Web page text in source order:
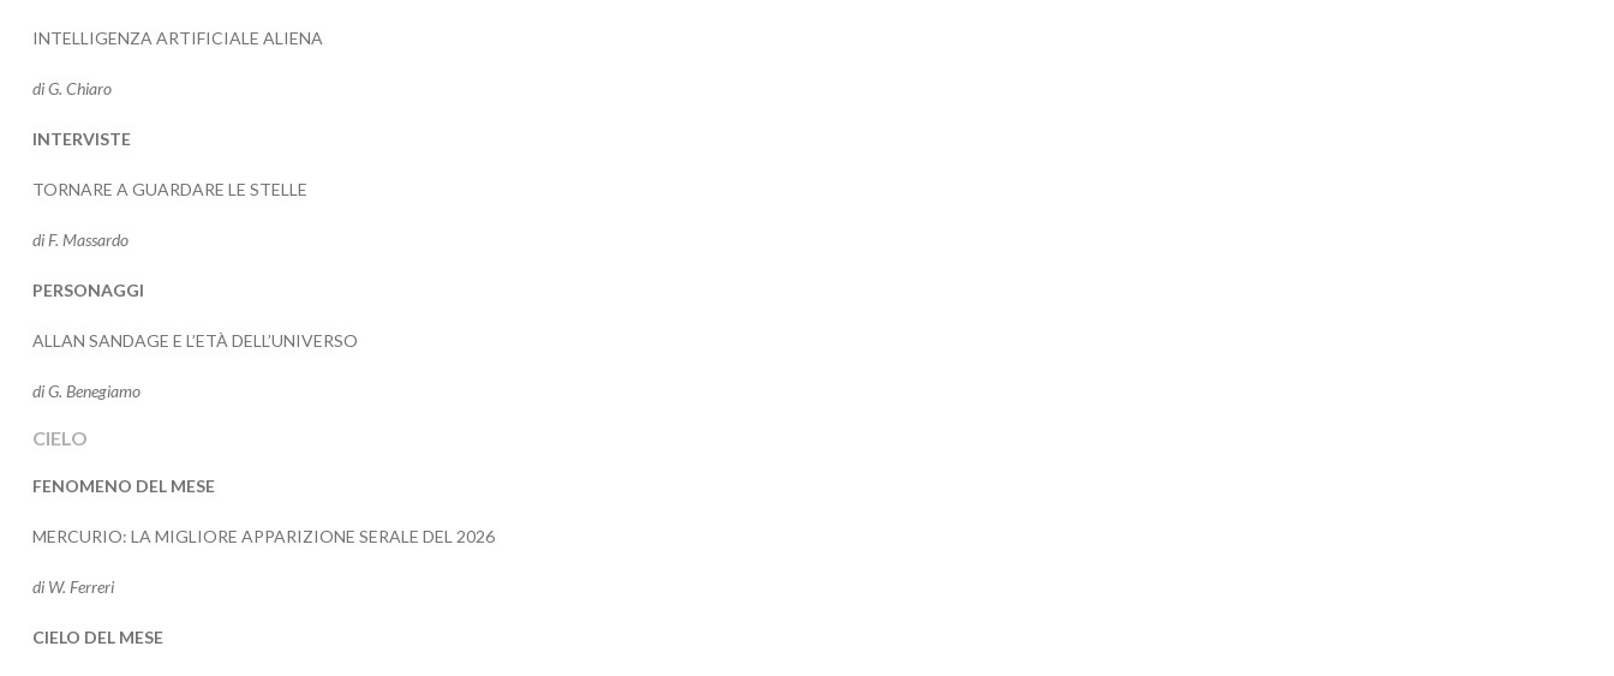
INTELLIGENZA ARTIFICIALE ALIENA
di G. Chiaro
INTERVISTE
TORNARE A GUARDARE LE STELLE
di F. Massardo
PERSONAGGI
ALLAN SANDAGE E L’ETÀ DELL’UNIVERSO
di G. Benegiamo
CIELO
FENOMENO DEL MESE
MERCURIO: LA MIGLIORE APPARIZIONE SERALE DEL 2026
di W. Ferreri
CIELO DEL MESE